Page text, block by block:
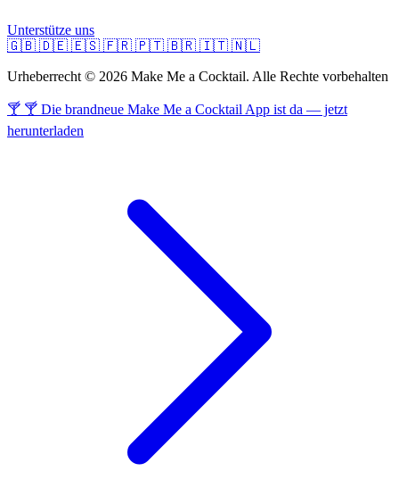
Unterstütze uns
🇬🇧 🇩🇪 🇪🇸 🇫🇷 🇵🇹 🇧🇷 🇮🇹 🇳🇱
Urheberrecht © 2026 Make Me a Cocktail. Alle Rechte vorbehalten
🍸 🍸 Die brandneue Make Me a Cocktail App ist da — jetzt
herunterladen